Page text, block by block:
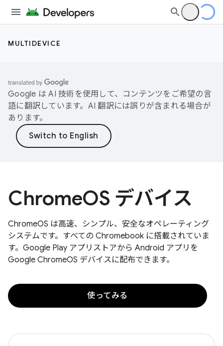
MULTIDEVICE
Google は AI 技術を使用して、コンテンツをご希望の言
語に翻訳しています。AI 翻訳には誤りが含まれる場合が
あります。
ChromeOS デバイス
ChromeOS は高速、シンプル、安全なオペレーティング
システムです。すべての Chromebook に搭載されていま
す。Google Play アプリストアから Android アプリを
Google ChromeOS デバイスに配布できます。
使ってみる